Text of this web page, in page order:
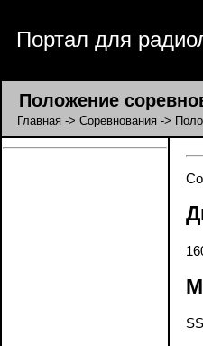
Портал для
Положение
Главная -> Соревнования ->